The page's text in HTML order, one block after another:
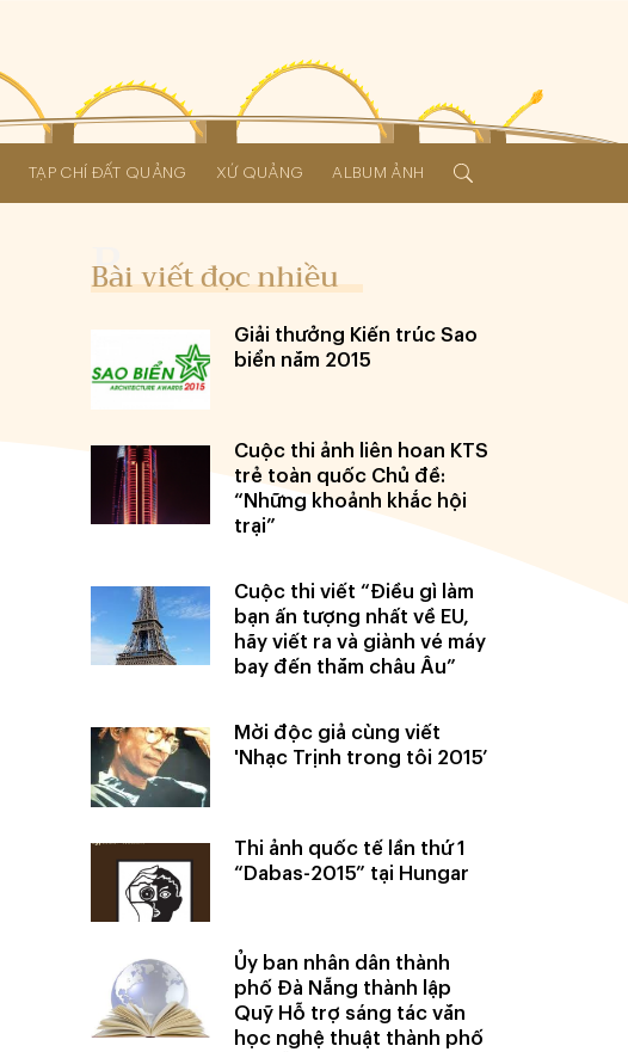
TẠP CHÍ ĐẤT QUẢNG XỨ QUẢNG ALBUM ẢNH
Bài viết đọc nhiều
Giải thưởng Kiến trúc Sao
biển năm 2015
Cuộc thi ảnh liên hoan KTS
trẻ toàn quốc Chủ đề:
“Những khoảnh khắc hội
trại”
Cuộc thi viết “Điều gì làm
bạn ấn tượng nhất về EU,
hãy viết ra và giành vé máy
bay đến thăm châu Âu”
Mời độc giả cùng viết
'Nhạc Trịnh trong tôi 2015’
Thi ảnh quốc tế lần thứ 1
“Dabas-2015” tại Hungar
Ủy ban nhân dân thành
phố Đà Nẵng thành lập
Quỹ Hỗ trợ sáng tác văn
học nghệ thuật thành phố